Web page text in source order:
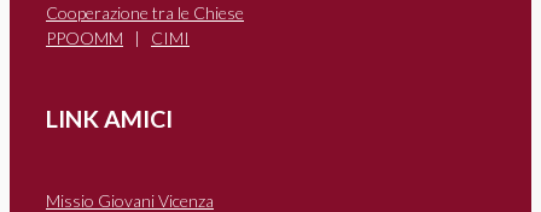
Cooperazione tra le Chiese
PPOOMM | CIMI
LINK AMICI
Missio Giovani Vicenza